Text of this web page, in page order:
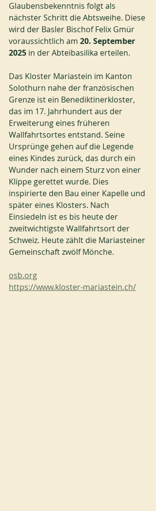
Glaubensbekenntnis folgt als
nächster Schritt die Abtsweihe. Diese
wird der Basler Bischof Felix Gmür
voraussichtlich am 20. September
2025 in der Abteibasilika erteilen.
Das Kloster Mariastein im Kanton
Solothurn nahe der französischen
Grenze ist ein Benediktinerkloster,
das im 17. Jahrhundert aus der
Erweiterung eines früheren
Wallfahrtsortes entstand. Seine
Ursprünge gehen auf die Legende
eines Kindes zurück, das durch ein
Wunder nach einem Sturz von einer
Klippe gerettet wurde. Dies
inspirierte den Bau einer Kapelle und
später eines Klosters. Nach
Einsiedeln ist es bis heute der
zweitwichtigste Wallfahrtsort der
Schweiz. Heute zählt die Mariasteiner
Gemeinschaft zwölf Mönche.
osb.org
https://www.kloster-mariastein.ch/